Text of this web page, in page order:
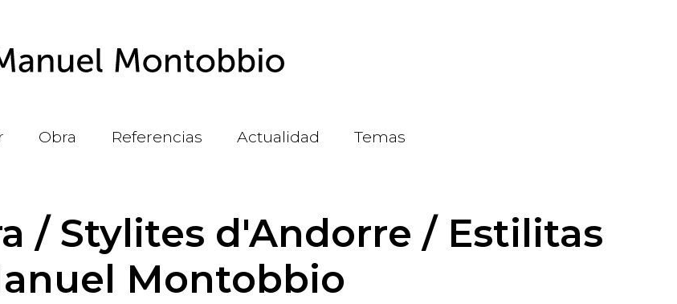
Obra Referencias Actualidad Temas
/ Stylites d'Andorre / Estilitas
Montobbio